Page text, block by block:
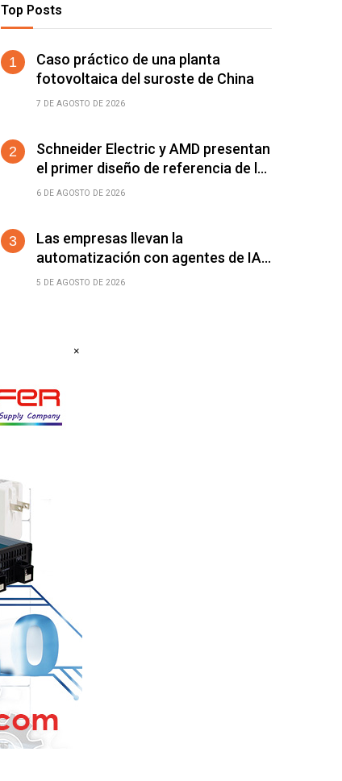
Top Posts
Caso práctico de una planta
fotovoltaica del suroste de China
7 DE AGOSTO DE 2026
Schneider Electric y AMD presentan
el primer diseño de referencia de la
plataforma Helios para acelerar el
6 DE AGOSTO DE 2026
Las empresas llevan la
automatización con agentes de IA
más allá del ERP y el CRM: ya
5 DE AGOSTO DE 2026
×